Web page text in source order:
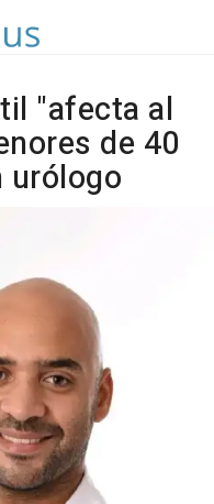
"afecta al
de 40
urólogo